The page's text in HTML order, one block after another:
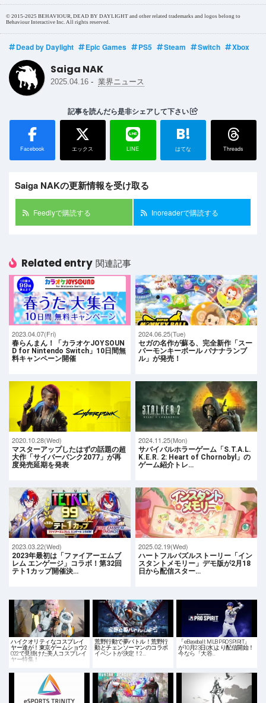
© 2015-2025 BEHAVIOUR, DEAD BY DAYLIGHT and other related trademarks and logos belong to
Behaviour Interactive Inc. All rights reserved.
Dead by Daylight Epic Games PS5 Steam Switch Xbox
Saiga NAK
2025.04.16 - 業界ニュース
記事を読んだら是非シェアして下さい
Facebook エックス LINE
B!
はてな Threads
Saiga NAKの更新情報を受け取る
Feedlyで購読する Inoreaderで購読する
Related entry 関連記事
2023.04.07(Fri)
春らんまん！「カラオケJOYSOUN
D for Nintendo Switch」10日間無
料キャンペーン開催
2024.06.25(Tue)
セガの名作が蘇る、完全新作「スー
パーモンキーボール バナナランブ
ル」が発売！
2020.10.28(Wed)
マスターアップしたはずの話題の超
大作「サイバーパンク2077」が再
度発売延期を発表
2024.11.25(Mon)
サバイバルホラーゲーム「S.T.A.L.
K.E.R. 2: Heart of Chornobyl」の
ゲーム紹介トレ…
2023.03.22(Wed)
2023年最初は「ファイアーエムブ
レム エンゲージ」コラボ！第32回
テト1カップ開催決…
2025.02.19(Wed)
ハートフルパズルストーリー「イン
スタントメモリー」デモ版が2月18
日から配信スター…
ハイクオリティなコスプレイ
ヤー達が！東京ゲームショウ2
022で見掛けた美人コスプレイ
ヤー特集！
荒野行動で夢バトル！荒野行
動とチェンソーマンのコラボ
イベントが決定！2…
「eBaseball: MLB PRO SPIRIT」
が10月23日(水)より配信開始！
今なら「大谷…